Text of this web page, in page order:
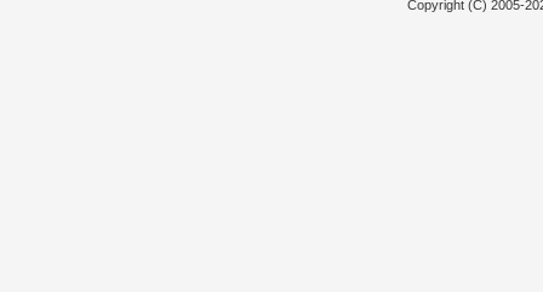
Copyright (C) 2005-